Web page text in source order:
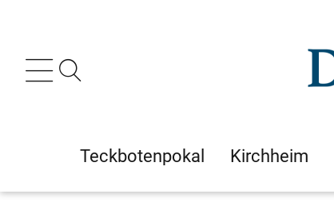
Teckbotenpokal Kirchheim